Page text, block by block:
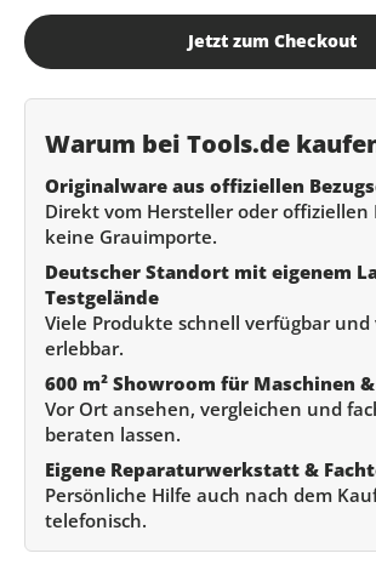
Jetzt zum Checkout
Warum bei Tools.de
Originalware aus offiziellen
Direkt vom Hersteller oder offiziellen
keine Grauimporte.
Deutscher Standort mit eigenem
Testgelände
Viele Produkte schnell verfügbar und
erlebbar.
600 m² Showroom für Maschinen
Vor Ort ansehen, vergleichen und
beraten lassen.
Eigene Reparaturwerkstatt &
Persönliche Hilfe auch nach dem
telefonisch.